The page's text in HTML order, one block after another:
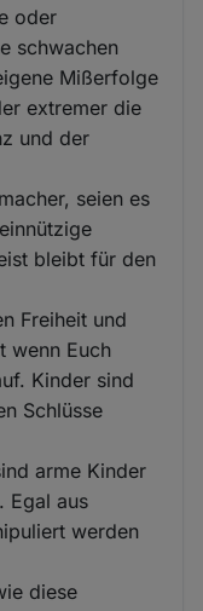
oder
schwachen
Mißerfolge
extremer die
und der
seien es
bleibt für den
Freiheit und
wenn Euch
Kinder sind
Schlüsse
arme Kinder
Egal aus
werden
diese